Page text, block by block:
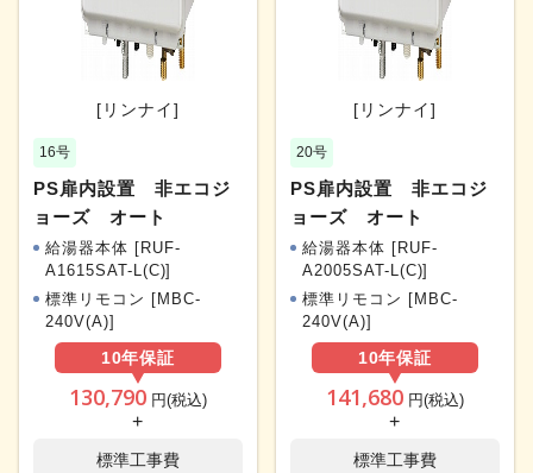
[リンナイ]
16号
PS扉内設置 非エコジ
ョーズ オート
給湯器本体 [RUF-
A1615SAT-L(C)]
標準リモコン [MBC-
240V(A)]
10年保証
130,790 円(税込)
+
標準工事費
[リンナイ]
20号
PS扉内設置 非エコジ
ョーズ オート
給湯器本体 [RUF-
A2005SAT-L(C)]
標準リモコン [MBC-
240V(A)]
10年保証
141,680 円(税込)
+
標準工事費